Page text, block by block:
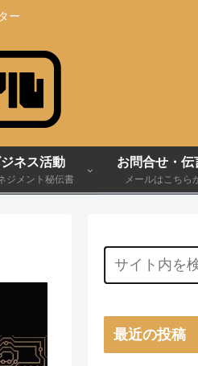
ー
ジネス活動
ジメント秘伝書
お問合せ・伝
メールはこちら
最近の投稿